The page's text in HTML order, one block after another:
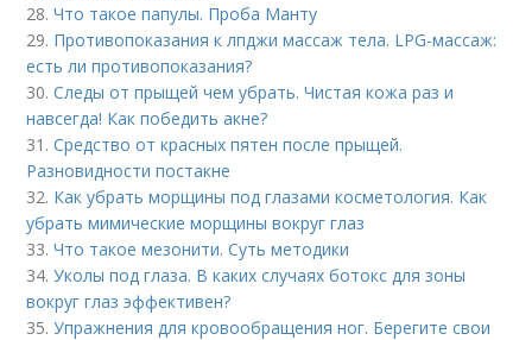
28.Что такое папулы. Проба Манту
29. Противопоказания к лпджи массаж тела. LPG-массаж:
есть ли противопоказания?
30.Следы от прыщей чем убрать. Чистая кожа раз и
навсегда! Как победить акне?
31.Средство от красных пятен после прыщей.
Разновидности постакне
32. Как убрать морщины под глазами косметология. Как
убрать мимические морщины вокруг глаз
33.Что такое мезонити. Суть методики
34.Уколы под глаза. В каких случаях ботокс для зоны
вокруг глаз эффективен?
35.Упражнения для кровообращения ног. Берегите свои